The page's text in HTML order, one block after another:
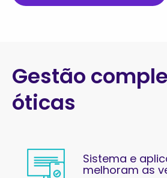
Gestão
óticas
Sistema e a
melhoram as